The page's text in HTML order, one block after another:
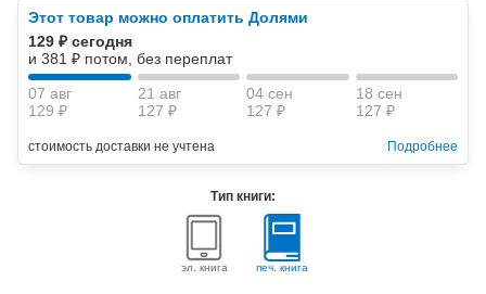
НЛП
Этот товар можно оплатить Долями
129 ₽ сегодня
и 381 ₽ потом, без переплат
07 авг
129 ₽
21 авг
127 ₽
04 сен
127 ₽
18 сен
127 ₽
стоимость доставки не учтена Подробнее
Тип книги:
эл. книга печ. книга